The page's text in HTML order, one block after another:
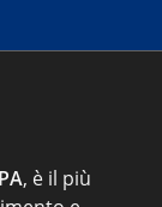
, è il più